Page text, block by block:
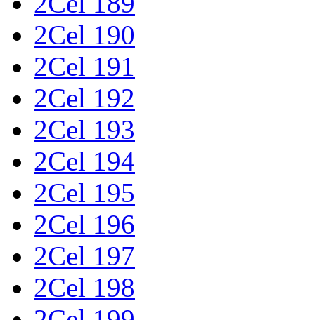
2Cel 190
2Cel 191
2Cel 192
2Cel 193
2Cel 194
2Cel 195
2Cel 196
2Cel 197
2Cel 198